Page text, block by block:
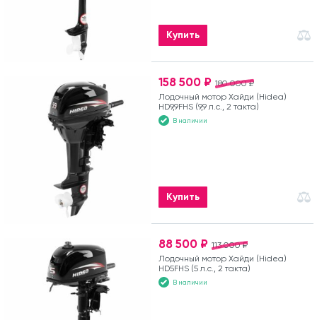
Купить
180 000 ₽
158 500 ₽
Лодочный мотор Хайди (Hidea)
HD9,9FHS (9,9 л.с., 2 такта)
В наличии
Купить
113 000 ₽
88 500 ₽
Лодочный мотор Хайди (Hidea)
HD5FHS (5 л.с., 2 такта)
В наличии